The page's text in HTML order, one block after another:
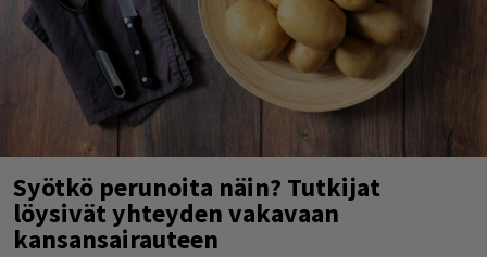
Syötkö perunoita näin? Tutkijat
löysivät yhteyden vakavaan
kansansairauteen